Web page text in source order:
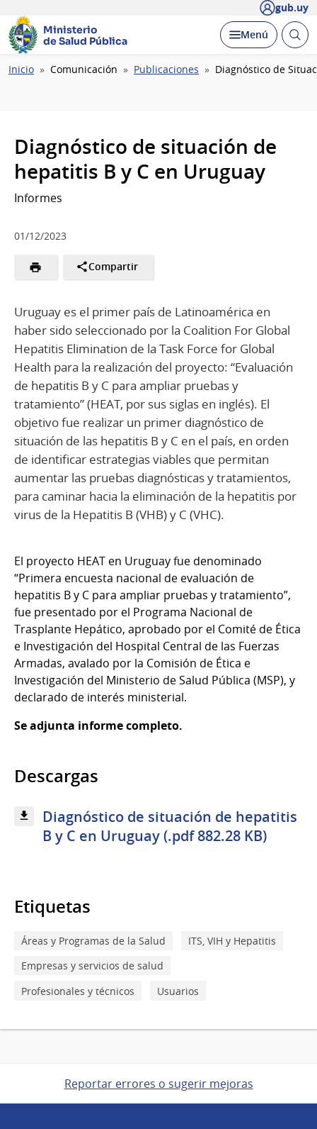
gub.uy
Ministerio
de Salud Pública
Desplegar
Menú Abrir
Ruta
Inicio Comunicación Publicaciones Diagnóstico de
Diagnóstico de situación de
hepatitis B y C en Uruguay
Informes
01/12/2023
Compartir
Uruguay es el primer país de Latinoamérica en
haber sido seleccionado por la Coalition For Global
Hepatitis Elimination de la Task Force for Global
Health para la realización del proyecto: “Evaluación
de hepatitis B y C para ampliar pruebas y
tratamiento” (HEAT, por sus siglas en inglés). El
objetivo fue realizar un primer diagnóstico de
situación de las hepatitis B y C en el país, en orden
de identificar estrategias viables que permitan
aumentar las pruebas diagnósticas y tratamientos,
para caminar hacia la eliminación de la hepatitis por
virus de la Hepatitis B (VHB) y C (VHC).
El proyecto HEAT en Uruguay fue denominado
“Primera encuesta nacional de evaluación de
hepatitis B y C para ampliar pruebas y tratamiento”,
fue presentado por el Programa Nacional de
Trasplante Hepático, aprobado por el Comité de Ética
e Investigación del Hospital Central de las Fuerzas
Armadas, avalado por la Comisión de Ética e
Investigación del Ministerio de Salud Pública (MSP), y
declarado de interés ministerial.
Se adjunta informe completo.
Descargas
Diagnóstico de situación de hepatitis
B y C en Uruguay (.pdf 882.28 KB)
Etiquetas
Áreas y Programas de la Salud
ITS, VIH y Hepatitis
Empresas y servicios de salud
Profesionales y técnicos
Usuarios
Reportar errores o sugerir mejoras